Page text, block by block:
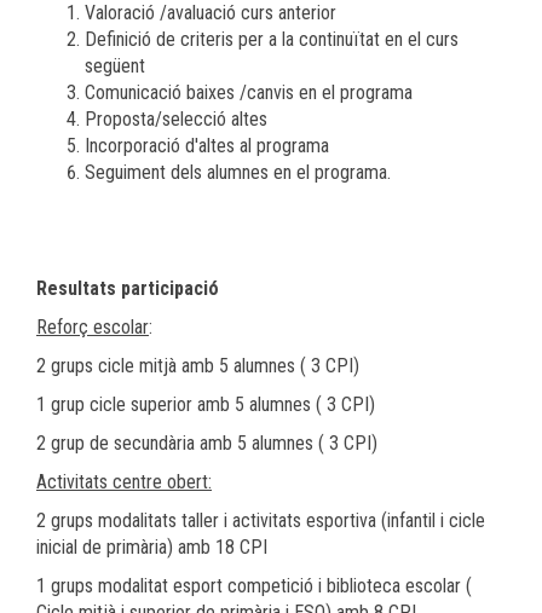
Valoració /avaluació curs anterior
Definició de criteris per a la continuïtat en el curs
següent
Comunicació baixes /canvis en el programa
Proposta/selecció altes
Incorporació d'altes al programa
Seguiment dels alumnes en el programa.
Resultats participació
Reforç escolar:
2 grups cicle mitjà amb 5 alumnes ( 3 CPI)
1 grup cicle superior amb 5 alumnes ( 3 CPI)
2 grup de secundària amb 5 alumnes ( 3 CPI)
Activitats centre obert:
2 grups modalitats taller i activitats esportiva (infantil i cicle
inicial de primària) amb 18 CPI
1 grups modalitat esport competició i biblioteca escolar (